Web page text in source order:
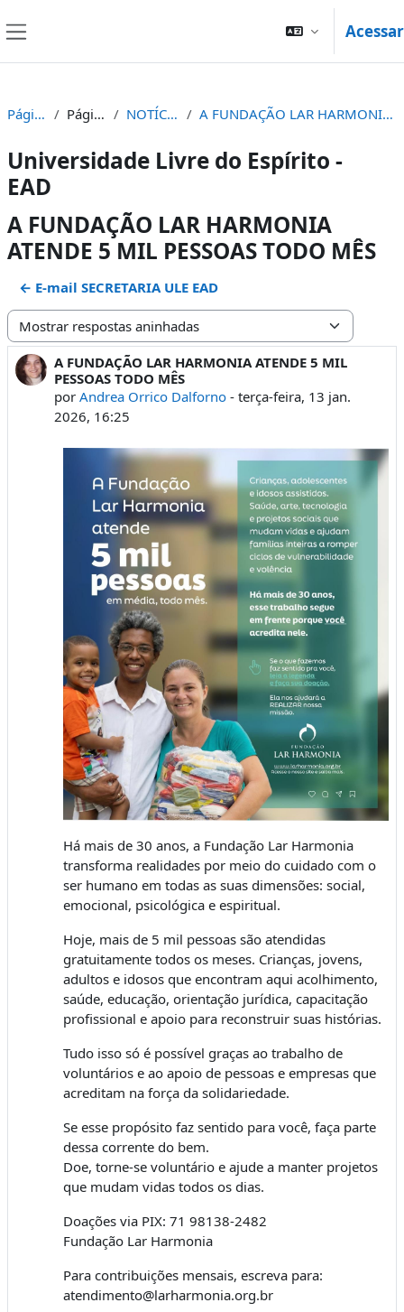
Acessar
Página inicial Páginas do site NOTÍCIAS E AVISOS A FUNDAÇÃO LAR HARMONIA ATENDE 5 MIL PESSOAS TODO MÊS
Universidade Livre do Espírito -
EAD
A FUNDAÇÃO LAR HARMONIA
ATENDE 5 MIL PESSOAS TODO MÊS
← E-mail SECRETARIA ULE EAD
Modo de visualização
A FUNDAÇÃO LAR HARMONIA ATENDE 5 MIL
PESSOAS TODO MÊS
porAndrea Orrico Dalforno -terça-feira, 13 jan.
2026, 16:25
Número de respostas: 0
Há mais de 30 anos, a Fundação Lar Harmonia
transforma realidades por meio do cuidado com o
ser humano em todas as suas dimensões: social,
emocional, psicológica e espiritual.
Hoje, mais de 5 mil pessoas são atendidas
gratuitamente todos os meses. Crianças, jovens,
adultos e idosos que encontram aqui acolhimento,
saúde, educação, orientação jurídica, capacitação
profissional e apoio para reconstruir suas histórias.
Tudo isso só é possível graças ao trabalho de
voluntários e ao apoio de pessoas e empresas que
acreditam na força da solidariedade.
Se esse propósito faz sentido para você, faça parte
dessa corrente do bem.
Doe, torne-se voluntário e ajude a manter projetos
que mudam vidas todos os dias.
Doações via PIX: 71 98138-2482
Fundação Lar Harmonia
Para contribuições mensais, escreva para:
atendimento@larharmonia.org.br